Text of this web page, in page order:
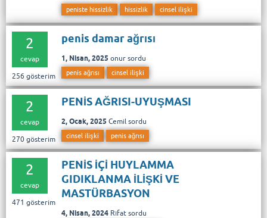
peniste hissizlik hissizlik cinsel ilişki
2
cevap
256 gösterim
penis damar ağrısı
1, Nisan, 2025 onur sordu
penis ağrısı cinsel ilişki
2
cevap
270 gösterim
PENİS AĞRISI-UYUŞMASI
2, Ocak, 2025 Cemil sordu
cinsel ilişki penis ağrısı
2
cevap
471 gösterim
PENİS İÇİ HUYLAMMA
GIDIKLANMA İLİŞKİ VE
MASTÜRBASYON
4, Nisan, 2024 Rıfat sordu